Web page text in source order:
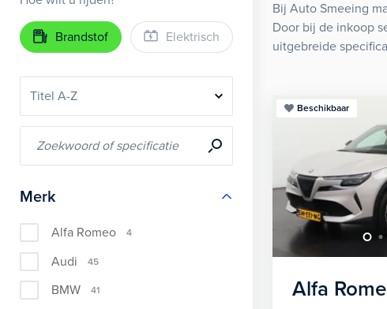
Brandstof Elektrisch
Merk
Alfa Romeo 4
Audi 45
BMW 41
Bij Auto Smeeing
Door bij de inkoop
uitgebreide
Beschikbaar
Alfa